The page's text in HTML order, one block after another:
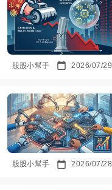
股股小幫手 2026/07/29
股股小幫手 2026/07/28